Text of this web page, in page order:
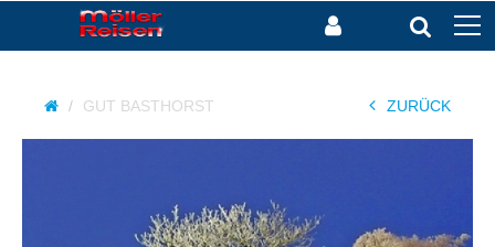
GUT BASTHORST ZURÜCK